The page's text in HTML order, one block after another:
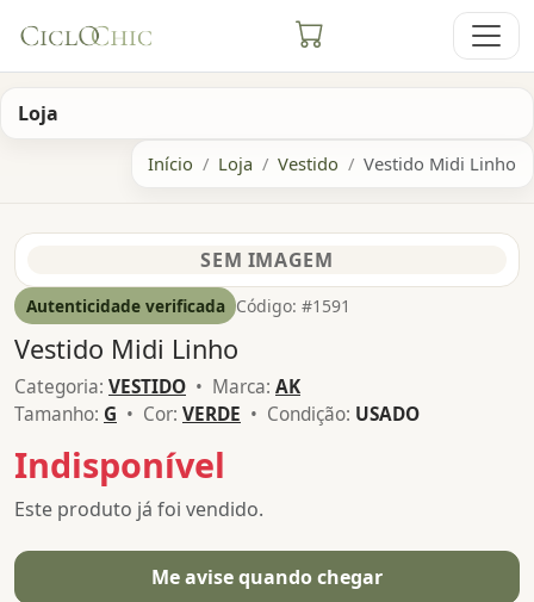
Loja
Início Loja Vestido Vestido Midi Linho
Autenticidade verificada Código: #1591
Vestido Midi Linho
Categoria: VESTIDO • Marca: AK
Tamanho: G • Cor: VERDE • Condição: USADO
Indisponível
Este produto já foi vendido.
Me avise quando chegar